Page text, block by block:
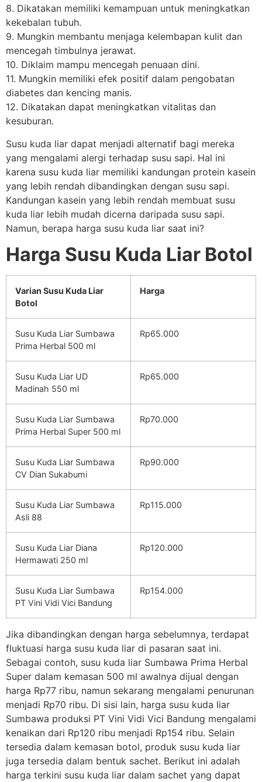
8. Dikatakan memiliki kemampuan untuk meningkatkan
kekebalan tubuh.
9. Mungkin membantu menjaga kelembapan kulit dan
mencegah timbulnya jerawat.
10. Diklaim mampu mencegah penuaan dini.
11. Mungkin memiliki efek positif dalam pengobatan
diabetes dan kencing manis.
12. Dikatakan dapat meningkatkan vitalitas dan
kesuburan.
Susu kuda liar dapat menjadi alternatif bagi mereka
yang mengalami alergi terhadap susu sapi. Hal ini
karena susu kuda liar memiliki kandungan protein kasein
yang lebih rendah dibandingkan dengan susu sapi.
Kandungan kasein yang lebih rendah membuat susu
kuda liar lebih mudah dicerna daripada susu sapi.
Namun, berapa harga susu kuda liar saat ini?
Harga Susu Kuda Liar Botol
Varian Susu Kuda Liar
Botol
Harga
Susu Kuda Liar Sumbawa
Prima Herbal 500 ml
Rp65.000
Susu Kuda Liar UD
Madinah 550 ml
Rp65.000
Susu Kuda Liar Sumbawa
Prima Herbal Super 500 ml
Rp70.000
Susu Kuda Liar Sumbawa
CV Dian Sukabumi
Rp90.000
Susu Kuda Liar Sumbawa
Asli 88
Rp115.000
Susu Kuda Liar Diana
Hermawati 250 ml
Rp120.000
Susu Kuda Liar Sumbawa
PT Vini Vidi Vici Bandung
Rp154.000
Jika dibandingkan dengan harga sebelumnya, terdapat
fluktuasi harga susu kuda liar di pasaran saat ini.
Sebagai contoh, susu kuda liar Sumbawa Prima Herbal
Super dalam kemasan 500 ml awalnya dijual dengan
harga Rp77 ribu, namun sekarang mengalami penurunan
menjadi Rp70 ribu. Di sisi lain, harga susu kuda liar
Sumbawa produksi PT Vini Vidi Vici Bandung mengalami
kenaikan dari Rp120 ribu menjadi Rp154 ribu. Selain
tersedia dalam kemasan botol, produk susu kuda liar
juga tersedia dalam bentuk sachet. Berikut ini adalah
harga terkini susu kuda liar dalam sachet yang dapat